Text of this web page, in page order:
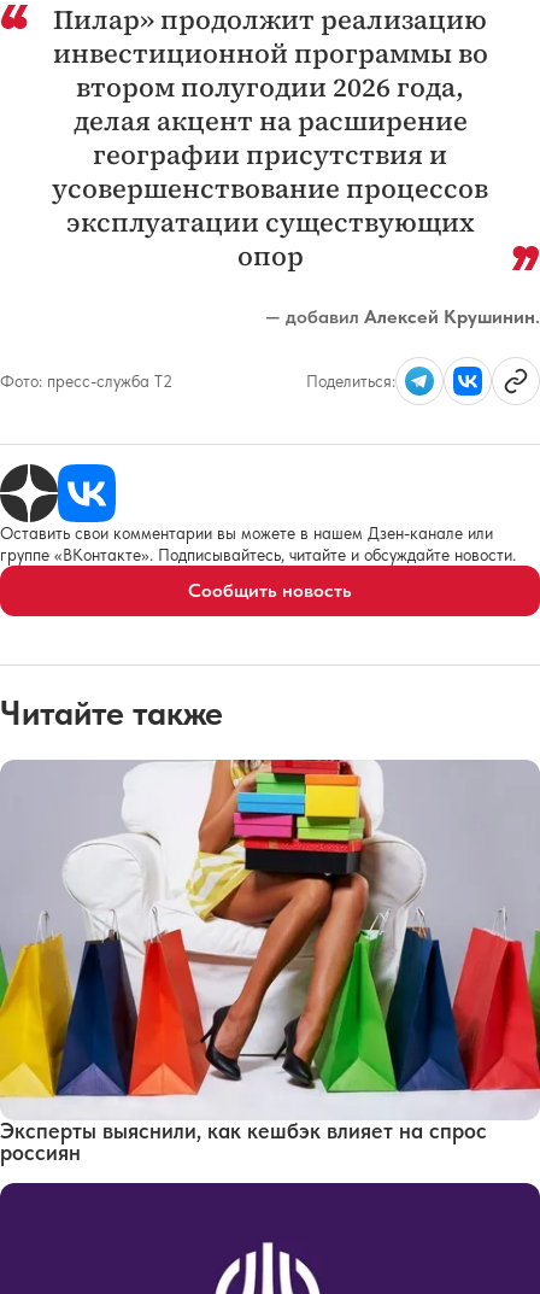
Пилар» продолжит реализацию
инвестиционной программы во
втором полугодии 2026 года,
делая акцент на расширение
географии присутствия и
усовершенствование процессов
эксплуатации существующих
опор
— добавил Алексей Крушинин.
Фото: пресс-служба Т2 Поделиться:
Оставить свои комментарии вы можете в нашем Дзен-канале или
группе «ВКонтакте». Подписывайтесь, читайте и обсуждайте новости.
Сообщить новость
Читайте также
Эксперты выяснили, как кешбэк влияет на спрос
россиян